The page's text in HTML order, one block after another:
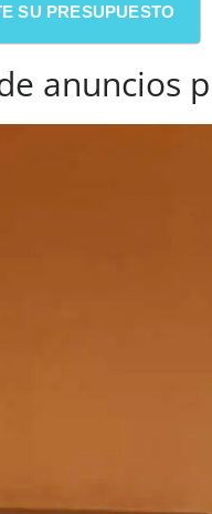
SU PRESUPUESTO
anuncios